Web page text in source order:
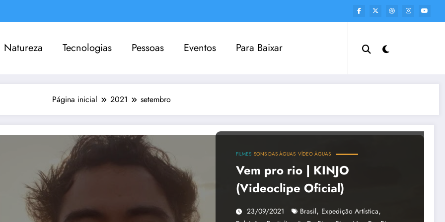
Natureza Tecnologias Pessoas Eventos Para Baixar
Página inicial 2021 setembro
FILMES SONS DAS ÁGUAS VÍDEO ÁGUAS
Vem pro rio | KINJO
(Videoclipe Oficial)
23/09/2021 Brasil, Expedição Artística,